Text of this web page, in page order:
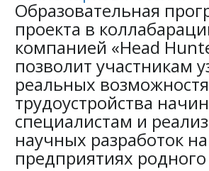
Образовательная
проекта в
компанией «Head
позволит участникам
реальных
трудоустройства
специалистам и
научных разработок на
предприятиях